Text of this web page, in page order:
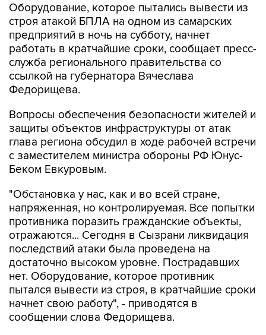
Оборудование, которое пытались вывести из
строя атакой БПЛА на одном из самарских
предприятий в ночь на субботу, начнет
работать в кратчайшие сроки, сообщает пресс-
служба регионального правительства со
ссылкой на губернатора Вячеслава
Федорищева.
Вопросы обеспечения безопасности жителей и
защиты объектов инфраструктуры от атак
глава региона обсудил в ходе рабочей встречи
с заместителем министра обороны РФ Юнус-
Беком Евкуровым.
"Обстановка у нас, как и во всей стране,
напряженная, но контролируемая. Все попытки
противника поразить гражданские объекты,
отражаются... Сегодня в Сызрани ликвидация
последствий атаки была проведена на
достаточно высоком уровне. Пострадавших
нет. Оборудование, которое противник
пытался вывести из строя, в кратчайшие сроки
начнет свою работу", - приводятся в
сообщении слова Федорищева.